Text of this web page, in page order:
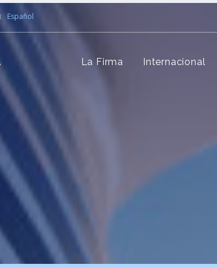
Español
La Firma Internacional